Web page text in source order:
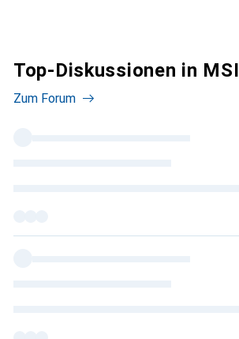
Top-Diskussionen in MSI
Zum Forum